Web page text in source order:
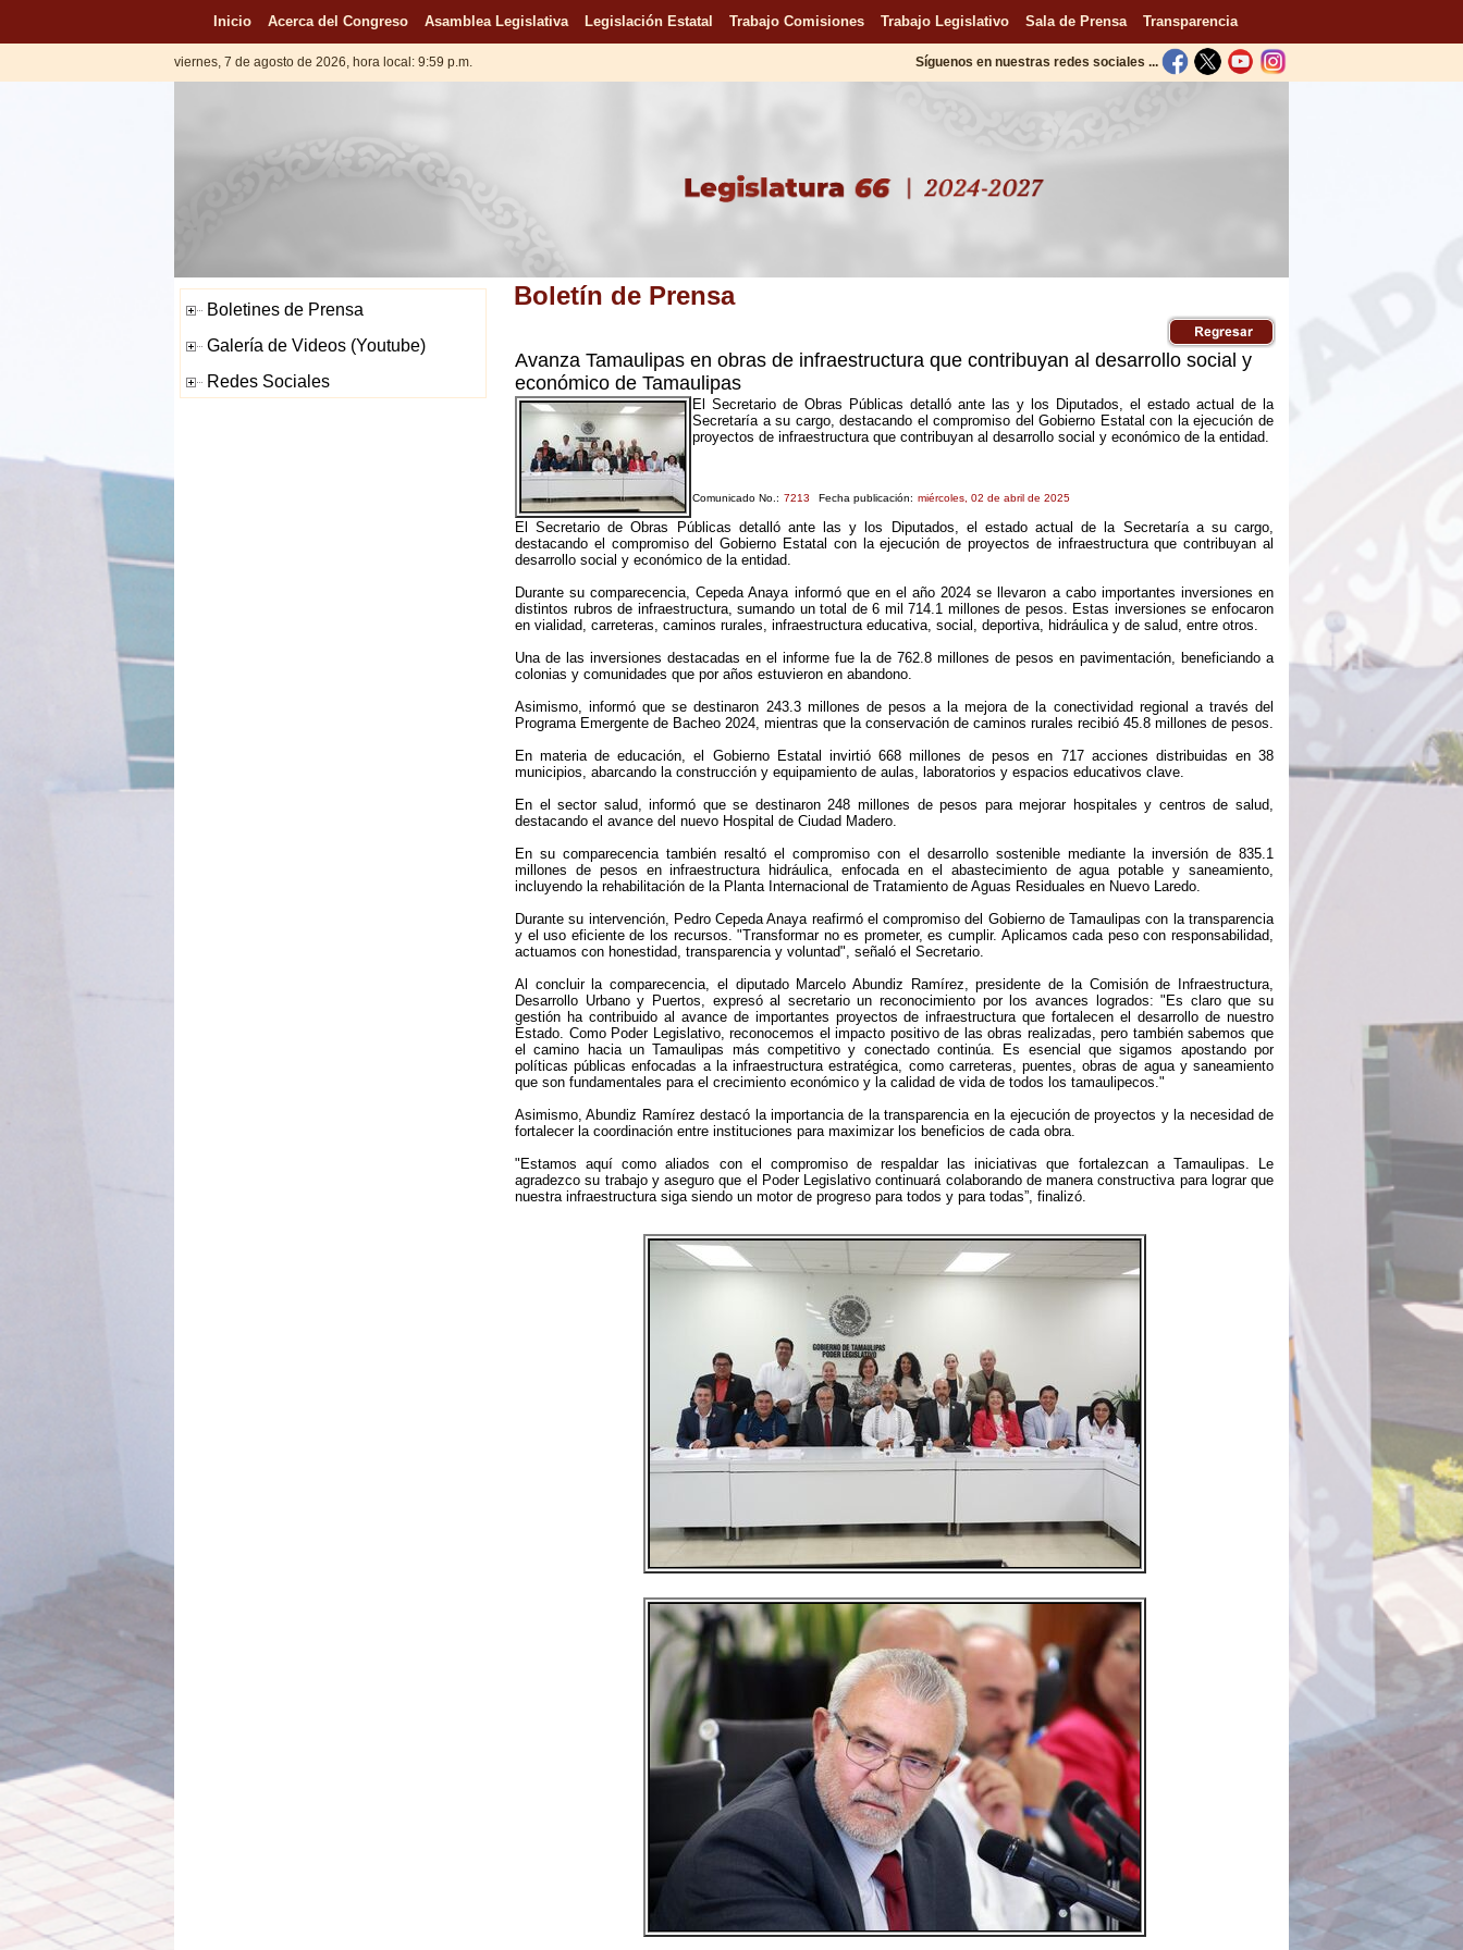
Inicio Acerca del Congreso Asamblea Legislativa Legislación Estatal Trabajo Comisiones Trabajo Legislativo Sala de Prensa Transparencia
viernes, 7 de agosto de 2026, hora local: 9:59 p.m. Síguenos en nuestras redes sociales ...
Boletín de Prensa
Avanza Tamaulipas en obras de infraestructura que contribuyan al desarrollo social y
económico de Tamaulipas
El Secretario de Obras Públicas detalló ante las y los Diputados, el estado actual de la
Secretaría a su cargo, destacando el compromiso del Gobierno Estatal con la ejecución de
proyectos de infraestructura que contribuyan al desarrollo social y económico de la entidad.
Comunicado No.: 7213 Fecha publicación: miércoles, 02 de abril de 2025
El Secretario de Obras Públicas detalló ante las y los Diputados, el estado actual de la Secretaría a su cargo,
destacando el compromiso del Gobierno Estatal con la ejecución de proyectos de infraestructura que contribuyan al
desarrollo social y económico de la entidad.
Durante su comparecencia, Cepeda Anaya informó que en el año 2024 se llevaron a cabo importantes inversiones en
distintos rubros de infraestructura, sumando un total de 6 mil 714.1 millones de pesos. Estas inversiones se enfocaron
en vialidad, carreteras, caminos rurales, infraestructura educativa, social, deportiva, hidráulica y de salud, entre otros.
Una de las inversiones destacadas en el informe fue la de 762.8 millones de pesos en pavimentación, beneficiando a
colonias y comunidades que por años estuvieron en abandono.
Asimismo, informó que se destinaron 243.3 millones de pesos a la mejora de la conectividad regional a través del
Programa Emergente de Bacheo 2024, mientras que la conservación de caminos rurales recibió 45.8 millones de pesos.
En materia de educación, el Gobierno Estatal invirtió 668 millones de pesos en 717 acciones distribuidas en 38
municipios, abarcando la construcción y equipamiento de aulas, laboratorios y espacios educativos clave.
En el sector salud, informó que se destinaron 248 millones de pesos para mejorar hospitales y centros de salud,
destacando el avance del nuevo Hospital de Ciudad Madero.
En su comparecencia también resaltó el compromiso con el desarrollo sostenible mediante la inversión de 835.1
millones de pesos en infraestructura hidráulica, enfocada en el abastecimiento de agua potable y saneamiento,
incluyendo la rehabilitación de la Planta Internacional de Tratamiento de Aguas Residuales en Nuevo Laredo.
Durante su intervención, Pedro Cepeda Anaya reafirmó el compromiso del Gobierno de Tamaulipas con la transparencia
y el uso eficiente de los recursos. "Transformar no es prometer, es cumplir. Aplicamos cada peso con responsabilidad,
actuamos con honestidad, transparencia y voluntad", señaló el Secretario.
Al concluir la comparecencia, el diputado Marcelo Abundiz Ramírez, presidente de la Comisión de Infraestructura,
Desarrollo Urbano y Puertos, expresó al secretario un reconocimiento por los avances logrados: "Es claro que su
gestión ha contribuido al avance de importantes proyectos de infraestructura que fortalecen el desarrollo de nuestro
Estado. Como Poder Legislativo, reconocemos el impacto positivo de las obras realizadas, pero también sabemos que
el camino hacia un Tamaulipas más competitivo y conectado continúa. Es esencial que sigamos apostando por
políticas públicas enfocadas a la infraestructura estratégica, como carreteras, puentes, obras de agua y saneamiento
que son fundamentales para el crecimiento económico y la calidad de vida de todos los tamaulipecos."
Asimismo, Abundiz Ramírez destacó la importancia de la transparencia en la ejecución de proyectos y la necesidad de
fortalecer la coordinación entre instituciones para maximizar los beneficios de cada obra.
"Estamos aquí como aliados con el compromiso de respaldar las iniciativas que fortalezcan a Tamaulipas. Le
agradezco su trabajo y aseguro que el Poder Legislativo continuará colaborando de manera constructiva para lograr que
nuestra infraestructura siga siendo un motor de progreso para todos y para todas”, finalizó.